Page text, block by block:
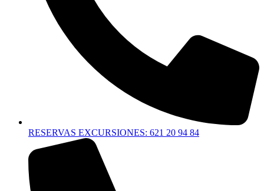
RESERVAS EXCURSIONES: 621 20 94 84